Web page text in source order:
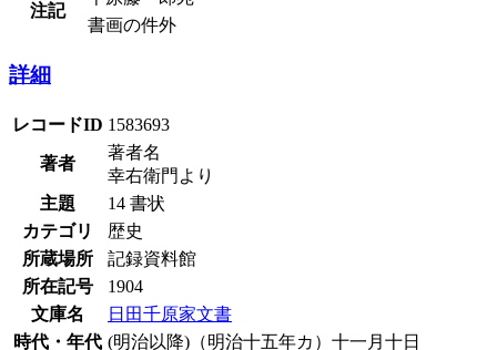
注記
書画の件外
詳細
レコードID 1583693
著者
著者名
幸右衛門より
主題
14 書状
カテゴリ
歴史
所蔵場所
記録資料館
所在記号
1904
文庫名
日田千原家文書
時代・年代 (明治以降)（明治十五年カ）十一月十日